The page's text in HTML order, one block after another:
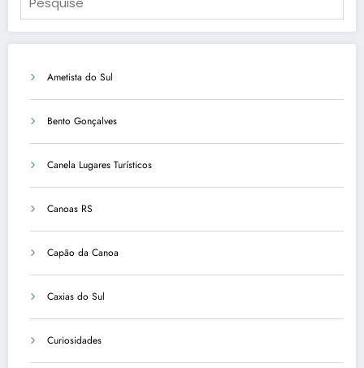
Ametista do Sul
Bento Gonçalves
Canela Lugares Turísticos
Canoas RS
Capão da Canoa
Caxias do Sul
Curiosidades